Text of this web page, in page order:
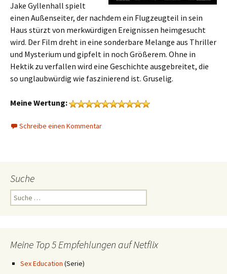
Jake Gyllenhall spielt
einen Außenseiter, der nachdem ein Flugzeugteil in sein
Haus stürzt von merkwürdigen Ereignissen heimgesucht
wird. Der Film dreht in eine sonderbare Melange aus Thriller
und Mysterium und gipfelt in noch Größerem. Ohne in
Hektik zu verfallen wird eine Geschichte ausgebreitet, die
so unglaubwürdig wie faszinierend ist. Gruselig.
Meine Wertung:
Schreibe einen Kommentar
Suche
Suche
nach:
Meine Top 5 Empfehlungen auf Netflix
Sex Education (Serie)